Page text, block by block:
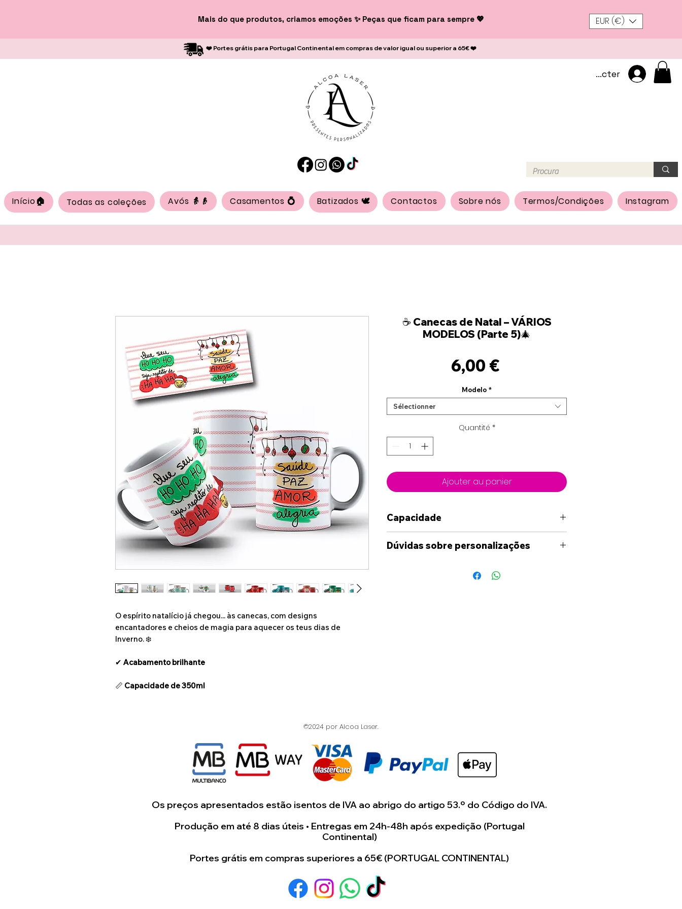
Mais do que produtos, criamos emoções ✨ Peças que ficam para sempre 💖 EUR (€)
❤️ Portes grátis para Portugal Continental em compras de valor igual ou superior a 65€ ❤️
Se connecter
Início🏠 Todas as coleções Avós 👵👴 Casamentos 💍 Batizados 🕊️ Contactos Sobre nós Termos/Condições Instagram
O espírito natalício já chegou... às canecas, com designs
encantadores e cheios de magia para aquecer os teus dias de
Inverno. ❄️
✔ Acabamento brilhante
📏 Capacidade de 350ml
☕ Canecas de Natal – VÁRIOS
MODELOS (Parte 5)🎄
6,00 €
Modelo *
Sélectionner
Quantité *
Ajouter au panier
Capacidade
350ml
Dúvidas sobre personalizações
das opções disponíveis no site, por favor
©2024 por Alcoa Laser.
Os preços apresentados estão isentos de IVA ao abrigo do artigo 53.º do Código do IVA.
Produção em até 8 dias úteis • Entregas em 24h-48h após expedição (Portugal
Continental)
Portes grátis em compras superiores a 65€ (PORTUGAL CONTINENTAL)